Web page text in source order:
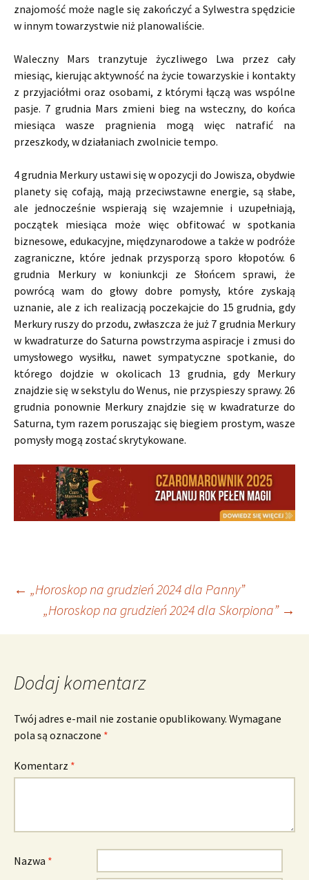
znajomość może nagle się zakończyć a Sylwestra spędzicie
w innym towarzystwie niż planowaliście.
Waleczny Mars tranzytuje życzliwego Lwa przez cały
miesiąc, kierując aktywność na życie towarzyskie i kontakty
z przyjaciółmi oraz osobami, z którymi łączą was wspólne
pasje. 7 grudnia Mars zmieni bieg na wsteczny, do końca
miesiąca wasze pragnienia mogą więc natrafić na
przeszkody, w działaniach zwolnicie tempo.
4 grudnia Merkury ustawi się w opozycji do Jowisza, obydwie
planety się cofają, mają przeciwstawne energie, są słabe,
ale jednocześnie wspierają się wzajemnie i uzupełniają,
początek miesiąca może więc obfitować w spotkania
biznesowe, edukacyjne, międzynarodowe a także w podróże
zagraniczne, które jednak przysporzą sporo kłopotów. 6
grudnia Merkury w koniunkcji ze Słońcem sprawi, że
powrócą wam do głowy dobre pomysły, które zyskają
uznanie, ale z ich realizacją poczekajcie do 15 grudnia, gdy
Merkury ruszy do przodu, zwłaszcza że już 7 grudnia Merkury
w kwadraturze do Saturna powstrzyma aspiracje i zmusi do
umysłowego wysiłku, nawet sympatyczne spotkanie, do
którego dojdzie w okolicach 13 grudnia, gdy Merkury
znajdzie się w sekstylu do Wenus, nie przyspieszy sprawy. 26
grudnia ponownie Merkury znajdzie się w kwadraturze do
Saturna, tym razem poruszając się biegiem prostym, wasze
pomysły mogą zostać skrytykowane.
Nawigacja
wpisu
← „Horoskop na grudzień 2024 dla Panny”
„Horoskop na grudzień 2024 dla Skorpiona” →
Dodaj komentarz
Twój adres e-mail nie zostanie opublikowany. Wymagane
pola są oznaczone *
Komentarz *
Nazwa *